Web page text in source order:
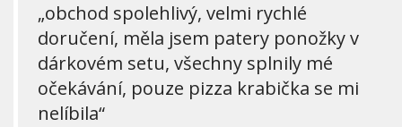
„obchod spolehlivý, velmi rychlé
doručení, měla jsem patery ponožky v
dárkovém setu, všechny splnily mé
očekávání, pouze pizza krabička se mi
nelíbila“